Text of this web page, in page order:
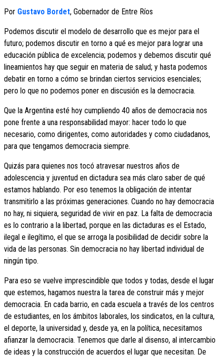
Por Gustavo Bordet, Gobernador de Entre Ríos
Podemos discutir el modelo de desarrollo que es mejor para el
futuro; podemos discutir en torno a qué es mejor para lograr una
educación pública de excelencia; podemos y debemos discutir qué
lineamientos hay que seguir en materia de salud; y hasta podemos
debatir en torno a cómo se brindan ciertos servicios esenciales;
pero lo que no podemos poner en discusión es la democracia.
Que la Argentina esté hoy cumpliendo 40 años de democracia nos
pone frente a una responsabilidad mayor: hacer todo lo que
necesario, como dirigentes, como autoridades y como ciudadanos,
para que tengamos democracia siempre.
Quizás para quienes nos tocó atravesar nuestros años de
adolescencia y juventud en dictadura sea más claro saber de qué
estamos hablando. Por eso tenemos la obligación de intentar
transmitirlo a las próximas generaciones. Cuando no hay democracia
no hay, ni siquiera, seguridad de vivir en paz. La falta de democracia
es lo contrario a la libertad, porque en las dictaduras es el Estado,
ilegal e ilegítimo, el que se arroga la posibilidad de decidir sobre la
vida de las personas. Sin democracia no hay libertad individual de
ningún tipo.
Para eso se vuelve imprescindible que todos y todas, desde el lugar
que estemos, hagamos nuestra la tarea de construir más y mejor
democracia. En cada barrio, en cada escuela a través de los centros
de estudiantes, en los ámbitos laborales, los sindicatos, en la cultura,
el deporte, la universidad y, desde ya, en la política, necesitamos
afianzar la democracia. Tenemos que darle al disenso, al intercambio
de ideas y la construcción de acuerdos el lugar que necesitan. De